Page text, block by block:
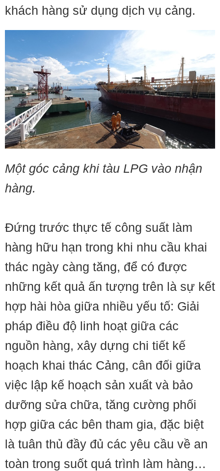
khách hàng sử dụng dịch vụ cảng.
Một góc cảng khi tàu LPG vào nhận
hàng.
Đứng trước thực tế công suất làm
hàng hữu hạn trong khi nhu cầu khai
thác ngày càng tăng, để có được
những kết quả ấn tượng trên là sự kết
hợp hài hòa giữa nhiều yếu tố: Giải
pháp điều độ linh hoạt giữa các
nguồn hàng, xây dựng chi tiết kế
hoạch khai thác Cảng, cân đối giữa
việc lập kế hoạch sản xuất và bảo
dưỡng sửa chữa, tăng cường phối
hợp giữa các bên tham gia, đặc biệt
là tuân thủ đầy đủ các yêu cầu về an
toàn trong suốt quá trình làm hàng…